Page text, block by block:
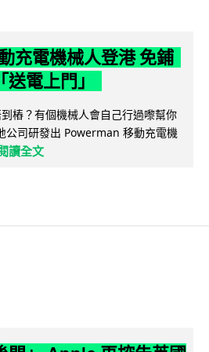
充電機械人登港 免鋪
電上門」
樁？有個機械人會自己行過嚟幫你
公司研發出 Powerman 移動充電機
閱讀全文